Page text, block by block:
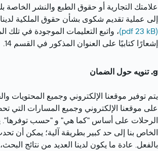
علامتك التجارية أو حقوق الطبع والنشر الخاصة
إلى عملية تقديم شكوى بشأن حقوق الملكية
(pdf 23 kB)
، واتبع التعليمات الموجودة في تلك
إشعارًا كتابيًا على العنوان المذكور في القسم 14.
تنويه حول الضمان
يتم توفير موقعنا الإلكتروني وجميع المحتويات
على موقعنا الإلكتروني وجميع المسارات التي
الرحلات على أساس "كما هي" و "حسب توفرها".
الخاص بنا إلى حد كبير بطريقة آلية؛ يمكن أن
بالفعل. عادة ما يكون لدينا العديد من نتائج